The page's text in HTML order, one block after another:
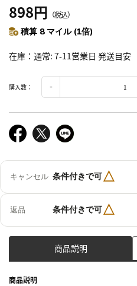
898円 （税込）
積算 8 マイル (1倍)
在庫 通常: 7-11営業日 発送目安
購入数：
キャンセル 条件付きで可△
返品 条件付きで可△
商品説明
商品説明